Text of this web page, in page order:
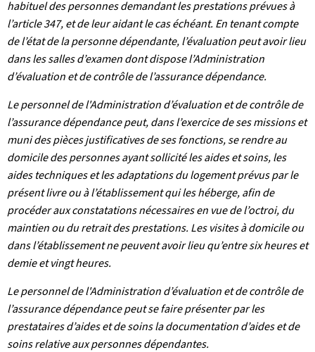
habituel des personnes demandant les prestations prévues à
l’article 347, et de leur aidant le cas échéant. En tenant compte
de l’état de la personne dépendante, l’évaluation peut avoir lieu
dans les salles d’examen dont dispose l’Administration
d’évaluation et de contrôle de l’assurance dépendance.
Le personnel de l'Administration d’évaluation et de contrôle de
l’assurance dépendance peut, dans l’exercice de ses missions et
muni des pièces justificatives de ses fonctions, se rendre au
domicile des personnes ayant sollicité les aides et soins, les
aides techniques et les adaptations du logement prévus par le
présent livre ou à l’établissement qui les héberge, afin de
procéder aux constatations nécessaires en vue de l’octroi, du
maintien ou du retrait des prestations. Les visites à domicile ou
dans l’établissement ne peuvent avoir lieu qu’entre six heures et
demie et vingt heures.
Le personnel de l'Administration d’évaluation et de contrôle de
l’assurance dépendance peut se faire présenter par les
prestataires d’aides et de soins la documentation d’aides et de
soins relative aux personnes dépendantes.